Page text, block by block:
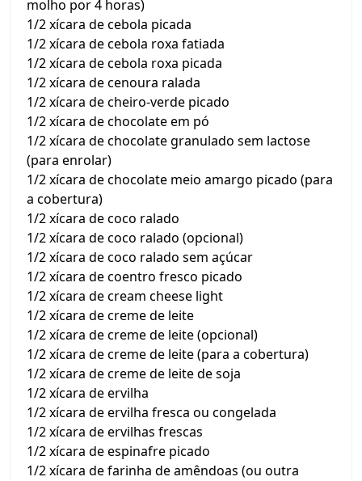
molho por 4 horas)
1/2 xícara de cebola picada
1/2 xícara de cebola roxa fatiada
1/2 xícara de cebola roxa picada
1/2 xícara de cenoura ralada
1/2 xícara de cheiro-verde picado
1/2 xícara de chocolate em pó
1/2 xícara de chocolate granulado sem lactose
(para enrolar)
1/2 xícara de chocolate meio amargo picado (para
a cobertura)
1/2 xícara de coco ralado
1/2 xícara de coco ralado (opcional)
1/2 xícara de coco ralado sem açúcar
1/2 xícara de coentro fresco picado
1/2 xícara de cream cheese light
1/2 xícara de creme de leite
1/2 xícara de creme de leite (opcional)
1/2 xícara de creme de leite (para a cobertura)
1/2 xícara de creme de leite de soja
1/2 xícara de ervilha
1/2 xícara de ervilha fresca ou congelada
1/2 xícara de ervilhas frescas
1/2 xícara de espinafre picado
1/2 xícara de farinha de amêndoas (ou outra